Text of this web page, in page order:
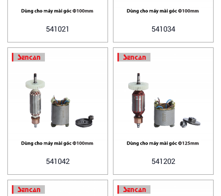
541021 541034
541042 541202